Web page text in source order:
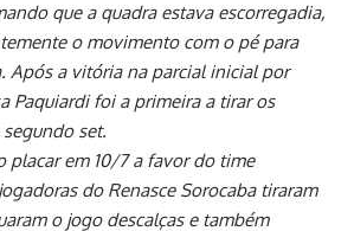
que a quadra estava escorregadia,
o movimento com o pé para
Após a vitória na parcial inicial por
Paquiardi foi a primeira a tirar os
set.
placar em 10/7 a favor do time
do Renasce Sorocaba tiraram
o jogo descalças e também